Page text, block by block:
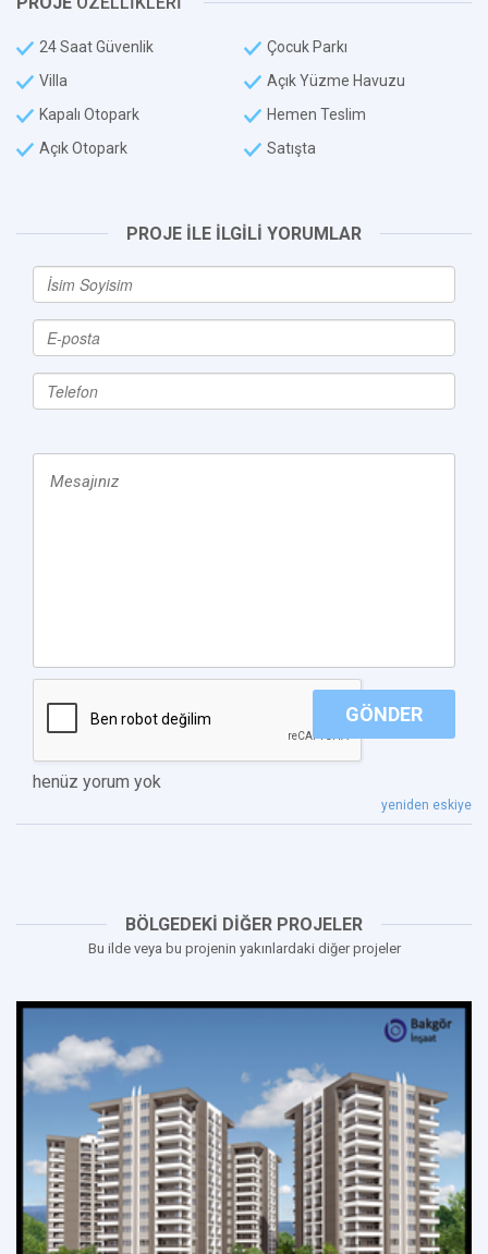
24 Saat Güvenlik
Çocuk Parkı
Villa
Açık Yüzme Havuzu
Kapalı Otopark
Hemen Teslim
Açık Otopark
Satışta
PROJE İLE İLGİLİ YORUMLAR
GÖNDER
henüz yorum yok
yeniden eskiye
BÖLGEDEKİ DİĞER PROJELER
Bu ilde veya bu projenin yakınlardaki diğer projeler